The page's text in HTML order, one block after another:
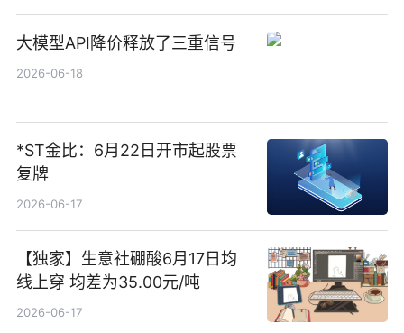
大模型API降价释放了三重信号
2026-06-18
*ST金比：6月22日开市起股票
复牌
2026-06-17
【独家】生意社硼酸6月17日均
线上穿 均差为35.00元/吨
2026-06-17